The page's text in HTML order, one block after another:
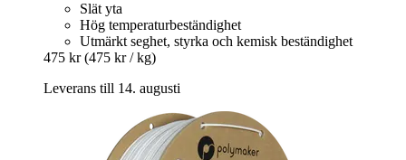
Slät yta
Hög temperaturbeständighet
Utmärkt seghet, styrka och kemisk beständighet
475 kr (475 kr / kg)
Leverans till 14. augusti